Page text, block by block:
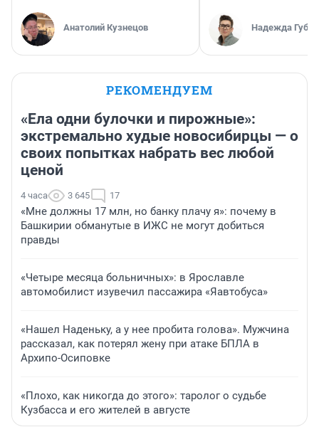
Анатолий Кузнецов Надежда
РЕКОМЕНДУЕМ
«Ела одни булочки и пирожные»:
экстремально худые новосибирцы — о
своих попытках набрать вес любой
ценой
4 часа 3 645 17
«Мне должны 17 млн, но банку плачу я»: почему в
Башкирии обманутые в ИЖС не могут добиться
правды
«Четыре месяца больничных»: в Ярославле
автомобилист изувечил пассажира «Яавтобуса»
«Нашел Наденьку, а у нее пробита голова». Мужчина
рассказал, как потерял жену при атаке БПЛА в
Архипо-Осиповке
«Плохо, как никогда до этого»: таролог о судьбе
Кузбасса и его жителей в августе